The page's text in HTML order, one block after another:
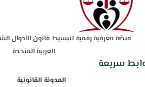
منصّة معرفية رقمية لتبسيط قانون الأحوال
العربية المتحدة.
سريعة
المدونة القانونية